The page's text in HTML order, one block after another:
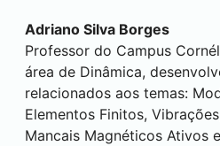
Adriano Silva Borges
Professor do Campus
área de Dinâmica,
relacionados aos temas:
Elementos Finitos,
Mancais Magnéticos Ativos